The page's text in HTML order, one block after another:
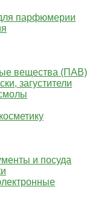
парфюмерии
вещества (ПАВ)
загустители
и посуда